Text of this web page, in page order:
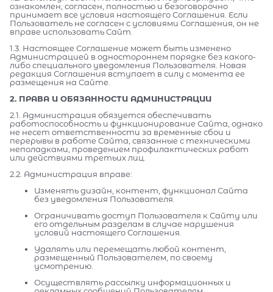
ознакомлен, согласен, полностью и безоговорочно
принимает все условия настоящего Соглашения. Если
Пользователь не согласен с условиями Соглашения, он не
вправе использовать Сайт.
1.3. Настоящее Соглашение может быть изменено
Администрацией в одностороннем порядке без какого-
либо специального уведомления Пользователя. Новая
редакция Соглашения вступает в силу с момента ее
размещения на Сайте.
2. ПРАВА И ОБЯЗАННОСТИ АДМИНИСТРАЦИИ
2.1. Администрация обязуется обеспечивать
работоспособность и функционирование Сайта, однако
не несет ответственности за временные сбои и
перерывы в работе Сайта, связанные с техническими
неполадками, проведением профилактических работ
или действиями третьих лиц.
2.2. Администрация вправе:
Изменять дизайн, контент, функционал Сайта
без уведомления Пользователя.
Ограничивать доступ Пользователя к Сайту или
его отдельным разделам в случае нарушения
условий настоящего Соглашения.
Удалять или перемещать любой контент,
размещенный Пользователем, по своему
усмотрению.
Осуществлять рассылку информационных и